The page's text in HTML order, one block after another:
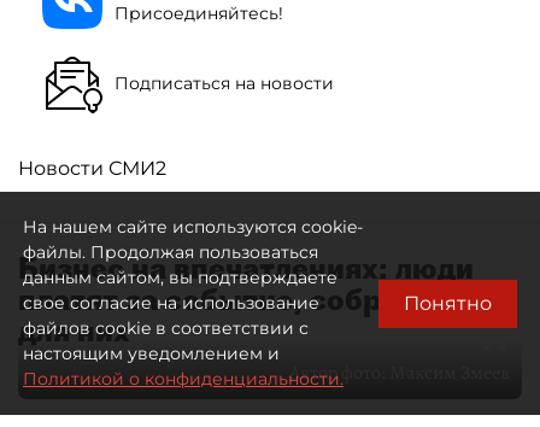
Присоединяйтесь!
Подписаться на новости
Новости СМИ2
Бизнес на впечатлениях: люди
платят за событие, собранное
для них
Автор фото:
На нашем сайте используются cookie-
файлы. Продолжая пользоваться
данным сайтом, вы подтверждаете
свое согласие на использование
файлов cookie в соответствии с
настоящим уведомлением и
Политикой о конфиденциальности.
Понятно